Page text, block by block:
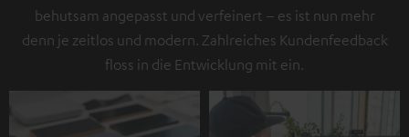
behutsam angepasst und verfeinert – es ist nun mehr
denn je zeitlos und modern. Zahlreiches Kundenfeedback
floss in die Entwicklung mit ein.